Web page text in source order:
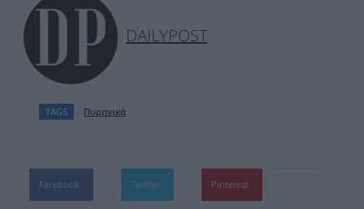
DAILYPOST
TAGS Πυρηνικά
Facebook Twitter Pinterest